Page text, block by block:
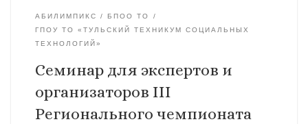
АБИЛИМПИКС
БПОО ТО
ГПОУ ТО «ТУЛЬСКИЙ ТЕХНИКУМ СОЦИАЛЬНЫХ
ТЕХНОЛОГИЙ»
Семинар для экспертов и
организаторов III
Регионального чемпионата